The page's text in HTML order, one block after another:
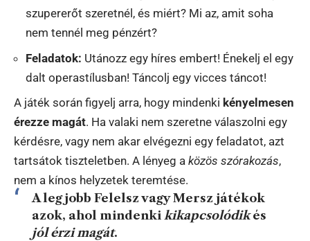
szupererőt szeretnél, és miért? Mi az, amit soha
nem tennél meg pénzért?
Feladatok: Utánozz egy híres embert! Énekelj el egy
dalt operastílusban! Táncolj egy vicces táncot!
A játék során figyelj arra, hogy mindenki kényelmesen
érezze magát. Ha valaki nem szeretne válaszolni egy
kérdésre, vagy nem akar elvégezni egy feladatot, azt
tartsátok tiszteletben. A lényeg a közös szórakozás,
nem a kínos helyzetek teremtése.
A legjobb Felelsz vagy Mersz játékok
azok, ahol mindenki kikapcsolódikés
jól érzi magát.